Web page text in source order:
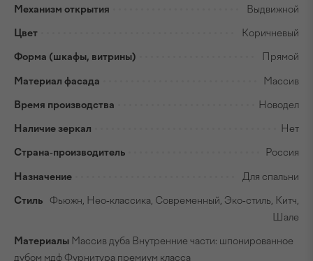
Механизм открытия Выдвижной
Цвет Коричневый
Форма (шкафы, витрины) Прямой
Материал фасада Массив
Время производства Новодел
Наличие зеркал Нет
Страна-производитель Россия
Назначение Для спальни
Стиль Фьюжн, Нео-классика, Современный, Эко-стиль, Китч,
Шале
Материалы Массив дуба Внутренние части: шпонированное
дубом мдф Фурнитура премиум класса